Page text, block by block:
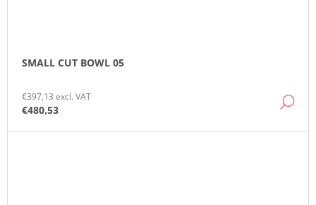
SMALL CUT BOWL 05
€397,13 excl. VAT
€480,53